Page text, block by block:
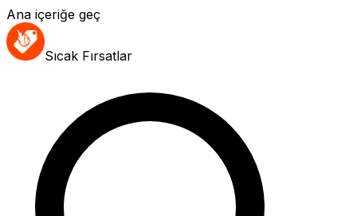
Ana içeriğe geç
Sıcak Fırsatlar